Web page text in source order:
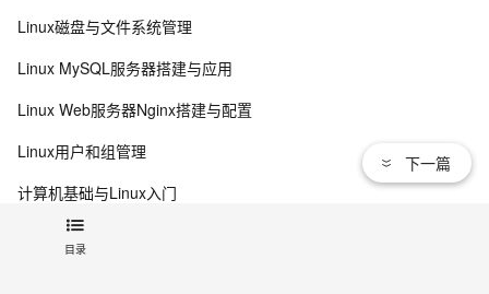
目录
8 Centos7 防火墙及端口查看命令，这些linux命令必须收藏
typora
10 CentOS5下OpenOffice.org3.1.0(final)的安装
Linux磁盘与文件系统管理
Linux MySQL服务器搭建与应用
Linux Web服务器Nginx搭建与配置
Linux用户和组管理
计算机基础与Linux入门
C++ 入门教程开发文档
下一篇